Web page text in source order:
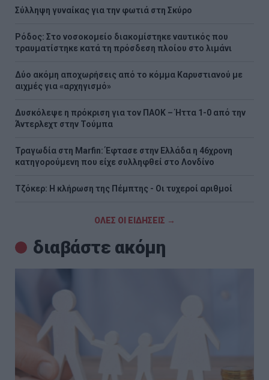
Σύλληψη γυναίκας για την φωτιά στη Σκύρο
Ρόδος: Στο νοσοκομείο διακομίστηκε ναυτικός που
τραυματίστηκε κατά τη πρόσδεση πλοίου στο λιμάνι
Δύο ακόμη αποχωρήσεις από το κόμμα Καρυστιανού με
αιχμές για «αρχηγισμό»
Δυσκόλεψε η πρόκριση για τον ΠΑΟΚ – Ήττα 1-0 από την
Άντερλεχτ στην Τούμπα
Τραγωδία στη Marfin: Έφτασε στην Ελλάδα η 46χρονη
κατηγορούμενη που είχε συλληφθεί στο Λονδίνο
Τζόκερ: Η κλήρωση της Πέμπτης - Οι τυχεροί αριθμοί
ΟΛΕΣ ΟΙ ΕΙΔΗΣΕΙΣ →
διαβάστε ακόμη